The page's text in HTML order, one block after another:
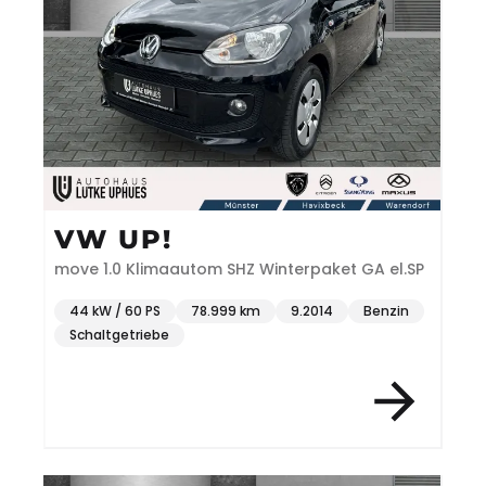
VW UP!
move 1.0 Klimaautom SHZ Winterpaket GA el.SP
44 kW / 60 PS 78.999 km 9.2014
Benzin
Schaltgetriebe